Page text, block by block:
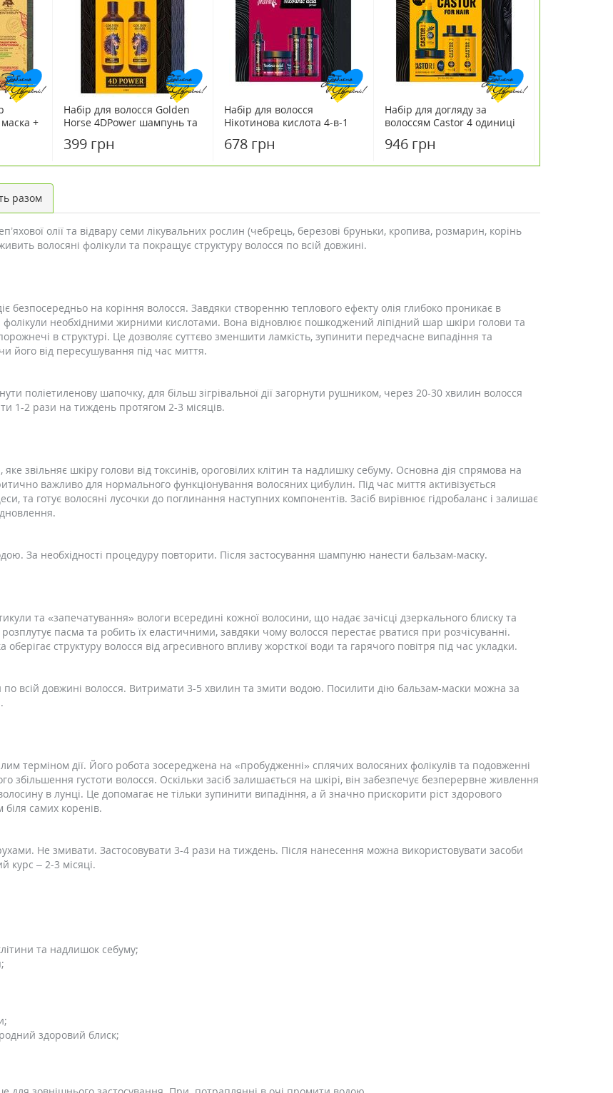
+
Набір для волосся Golden
Horse 4DPower шампунь та
399 грн
Набір для волосся
Нікотинова кислота 4-в-1
678 грн
Набір для догляду за
волоссям Castor 4 одиниці
946 грн
разом
олії та відвару семи лікувальних рослин (чебрець, березові бруньки, кропива, розмарин, корінь
волосяні фолікули та покращує структуру волосся по всій довжині.
безпосередньо на коріння волосся. Завдяки створенню теплового ефекту олія глибоко проникає в
необхідними жирними кислотами. Вона відновлює пошкоджений ліпідний шар шкіри голови та
в структурі. Це дозволяє суттєво зменшити ламкість, зупинити передчасне випадіння та
його від пересушування під час миття.
поліетиленову шапочку, для більш зігрівальної дії загорнути рушником, через 20-30 хвилин волосся
2 рази на тиждень протягом 2-3 місяців.
звільняє шкіру голови від токсинів, ороговілих клітин та надлишку себуму. Основна дія спрямова на
важливо для нормального функціонування волосяних цибулин. Під час миття активізується
та готує волосяні лусочки до поглинання наступних компонентів. Засіб вирівнює гідробаланс і залишає
За необхідності процедуру повторити. Після застосування шампуню нанести бальзам-маску.
та «запечатування» вологи всередині кожної волосини, що надає зачісці дзеркального блиску та
пасма та робить їх еластичними, завдяки чому волосся перестає рватися при розчісуванні.
структуру волосся від агресивного впливу жорсткої води та гарячого повітря під час укладки.
по всій довжині волосся. Витримати 3-5 хвилин та змити водою. Посилити дію бальзам-маски можна за
терміном дії. Його робота зосереджена на «пробудженні» сплячих волосяних фолікулів та подовженні
збільшення густоти волосся. Оскільки засіб залишається на шкірі, він забезпечує безперервне живлення
в лунці. Це допомагає не тільки зупинити випадіння, а й значно прискорити ріст здорового
самих коренів.
Не змивати. Застосовувати 3-4 рази на тиждень. Після нанесення можна використовувати засоби
курс – 2-3 місяці.
та надлишок себуму;
здоровий блиск;